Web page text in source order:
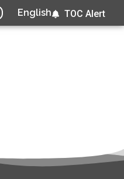
English TOC Alert